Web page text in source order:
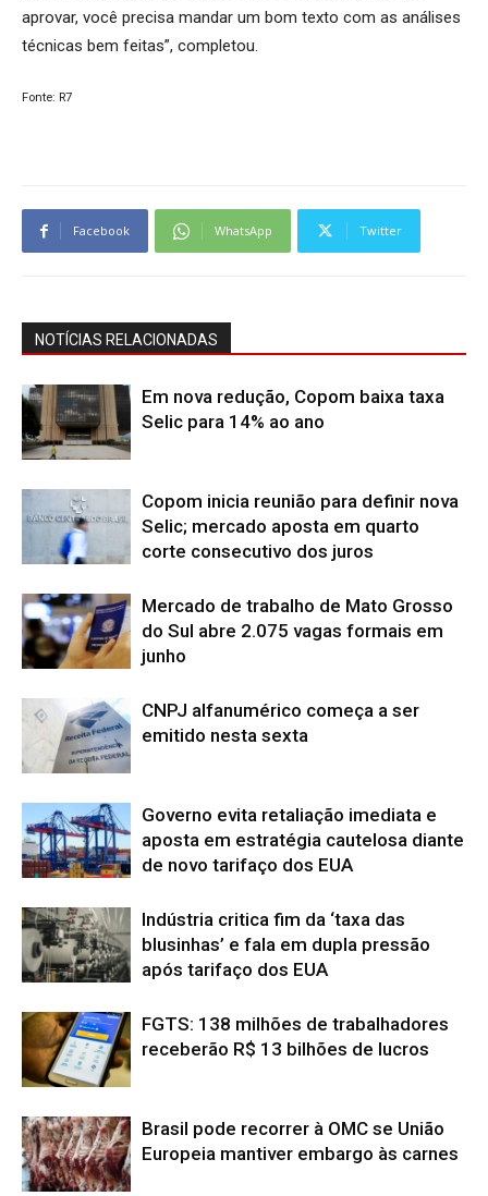
aprovar, você precisa mandar um bom texto com as análises
técnicas bem feitas”, completou.
Fonte: R7
Facebook WhatsApp Twitter
NOTÍCIAS RELACIONADAS
Em nova redução, Copom baixa taxa
Selic para 14% ao ano
Copom inicia reunião para definir nova
Selic; mercado aposta em quarto
corte consecutivo dos juros
Mercado de trabalho de Mato Grosso
do Sul abre 2.075 vagas formais em
junho
CNPJ alfanumérico começa a ser
emitido nesta sexta
Governo evita retaliação imediata e
aposta em estratégia cautelosa diante
de novo tarifaço dos EUA
Indústria critica fim da ‘taxa das
blusinhas’ e fala em dupla pressão
após tarifaço dos EUA
FGTS: 138 milhões de trabalhadores
receberão R$ 13 bilhões de lucros
Brasil pode recorrer à OMC se União
Europeia mantiver embargo às carnes